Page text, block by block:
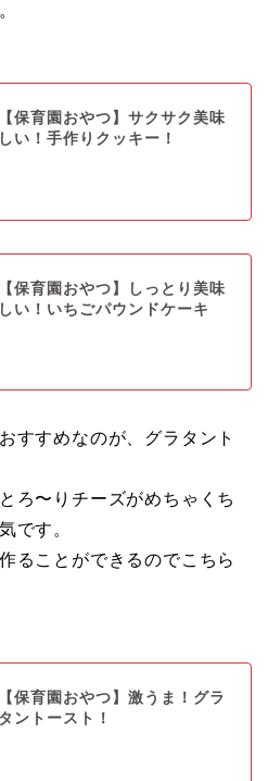
【保育園おやつ】サクサク美味
しい！手作りクッキー！
【保育園おやつ】しっとり美味
しい！いちごパウンドケーキ
すすめなのが、グラタント
ろ〜りチーズがめちゃくち
です。
ることができるのでこちら
【保育園おやつ】激うま！グラ
タントースト！